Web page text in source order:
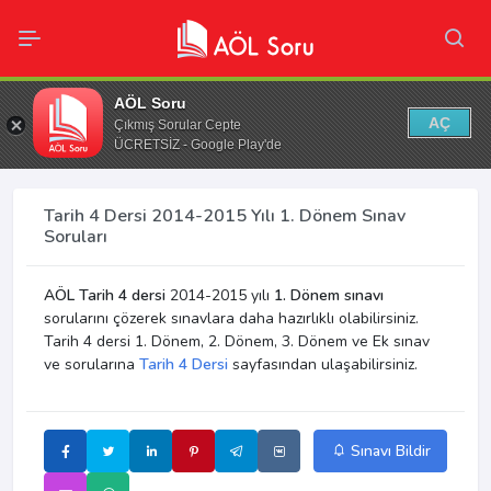
AÖL Soru
Çıkmış Sorular Cepte
ÜCRETSİZ - Google Play'de
AÇ
Tarih 4 Dersi 2014-2015 Yılı 1. Dönem Sınav
Soruları
AÖL Tarih 4 dersi 2014-2015 yılı 1. Dönem sınavı
sorularını çözerek sınavlara daha hazırlıklı olabilirsiniz.
Tarih 4 dersi 1. Dönem, 2. Dönem, 3. Dönem ve Ek sınav
ve sorularına Tarih 4 Dersi sayfasından ulaşabilirsiniz.
Sınavı Bildir